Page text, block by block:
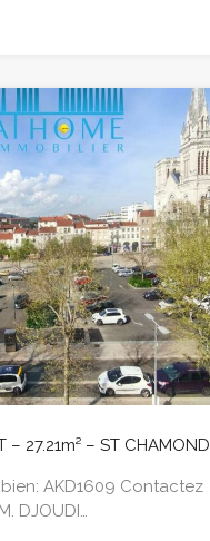
– 27.21m² – ST CHAMOND
AKD1609 Contactez
DJOUDI…